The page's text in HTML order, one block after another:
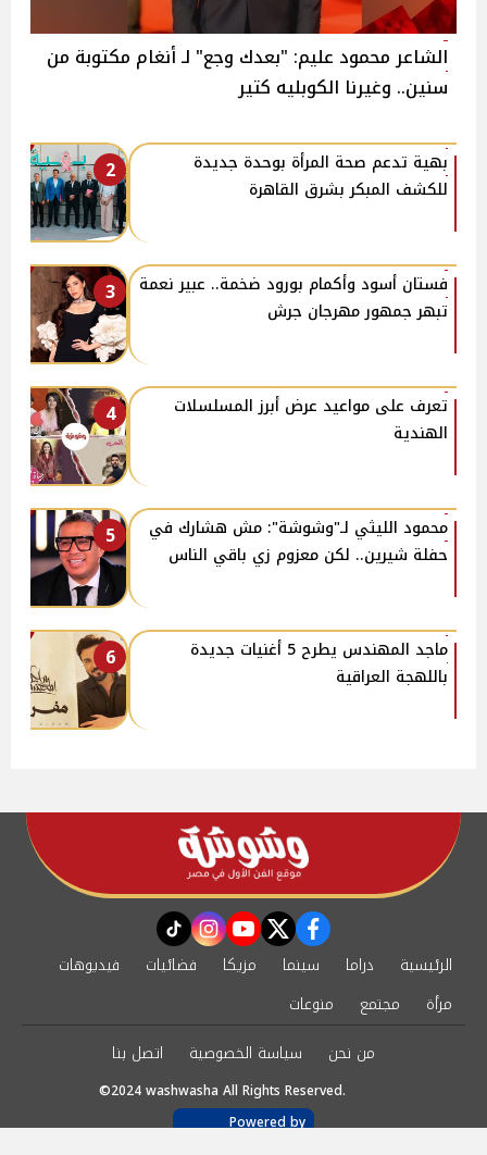
الشاعر محمود عليم: "بعدك وجع" لـ أنغام مكتوبة من
سنين.. وغيرنا الكوبليه كتير
2
بهية تدعم صحة المرأة بوحدة جديدة
للكشف المبكر بشرق القاهرة
3
فستان أسود وأكمام بورود ضخمة.. عبير نعمة
تبهر جمهور مهرجان جرش
4
تعرف على مواعيد عرض أبرز المسلسلات
الهندية
5
محمود الليثي لـ"وشوشة": مش هشارك في
حفلة شيرين.. لكن معزوم زي باقي الناس
6
ماجد المهندس يطرح 5 أغنيات جديدة
باللهجة العراقية
facebook
twitter
youtube
instagram
tiktok
الرئيسية دراما سينما مزيكا فضائيات
فيديوهات
مرأة
مجتمع
منوعات
من نحن
سياسة الخصوصية اتصل بنا
©2024 washwasha All Rights Reserved.
Powered by